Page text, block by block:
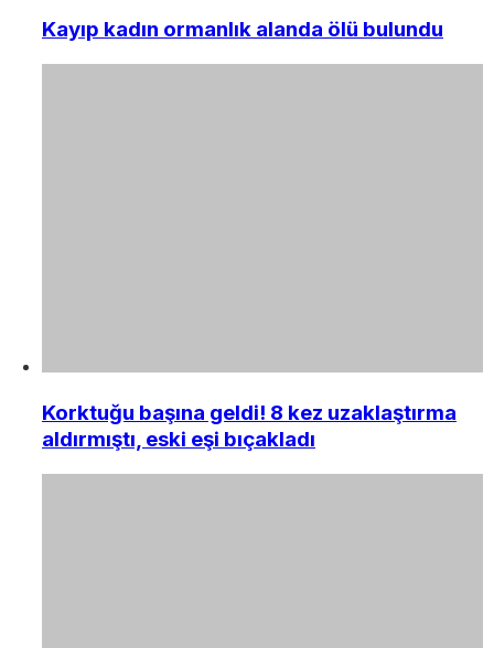
Kayıp kadın ormanlık alanda ölü bulundu
Korktuğu başına geldi! 8 kez uzaklaştırma
aldırmıştı, eski eşi bıçakladı